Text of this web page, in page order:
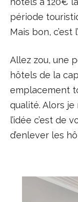
période
Mais bon, c’est
Allez zou, une
hôtels de la
emplacement
qualité. Alors
l’idée c’est de
d’enlever les